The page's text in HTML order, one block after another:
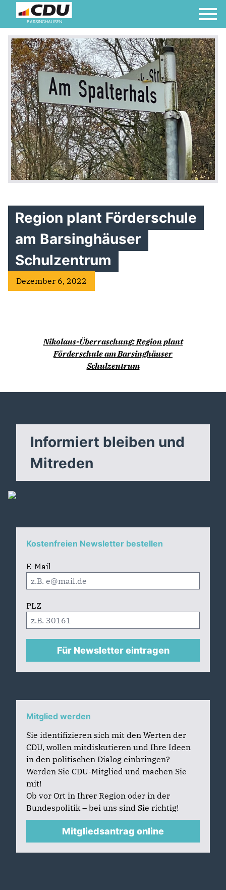
BARSINGHAUSEN
Region plant Förderschule
am Barsinghäuser
Schulzentrum
Dezember 6, 2022
Nikolaus-Überraschung: Region plant
Förderschule am Barsinghäuser
Schulzentrum
Informiert bleiben und
Mitreden
Kostenfreien Newsletter bestellen
E-Mail
PLZ
Für Newsletter eintragen
Mitglied werden
Sie identifizieren sich mit den Werten der
CDU, wollen mitdiskutieren und Ihre Ideen
in den politischen Dialog einbringen?
Werden Sie CDU-Mitglied und machen Sie
mit!
Ob vor Ort in Ihrer Region oder in der
Bundespolitik – bei uns sind Sie richtig!
Mitgliedsantrag online